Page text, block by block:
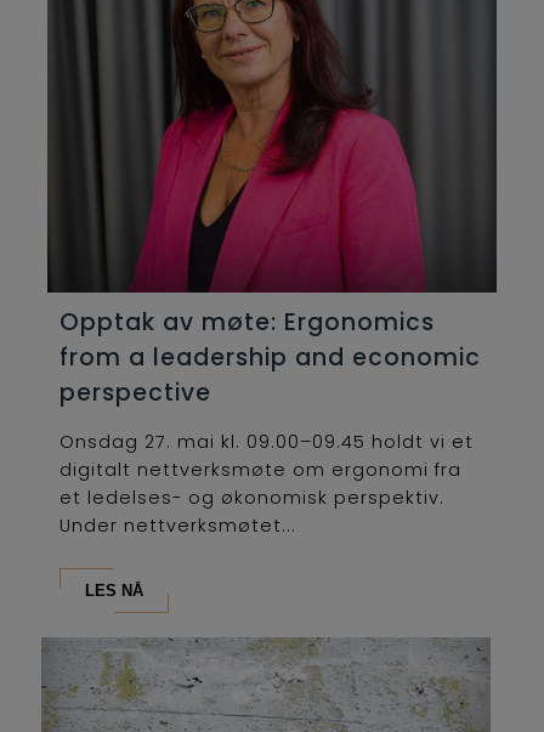
Opptak av møte: Ergonomics
from a leadership and economic
perspective
Onsdag 27. mai kl. 09.00–09.45 holdt vi et
digitalt nettverksmøte om ergonomi fra
et ledelses- og økonomisk perspektiv.
Under nettverksmøtet...
LES NÅ